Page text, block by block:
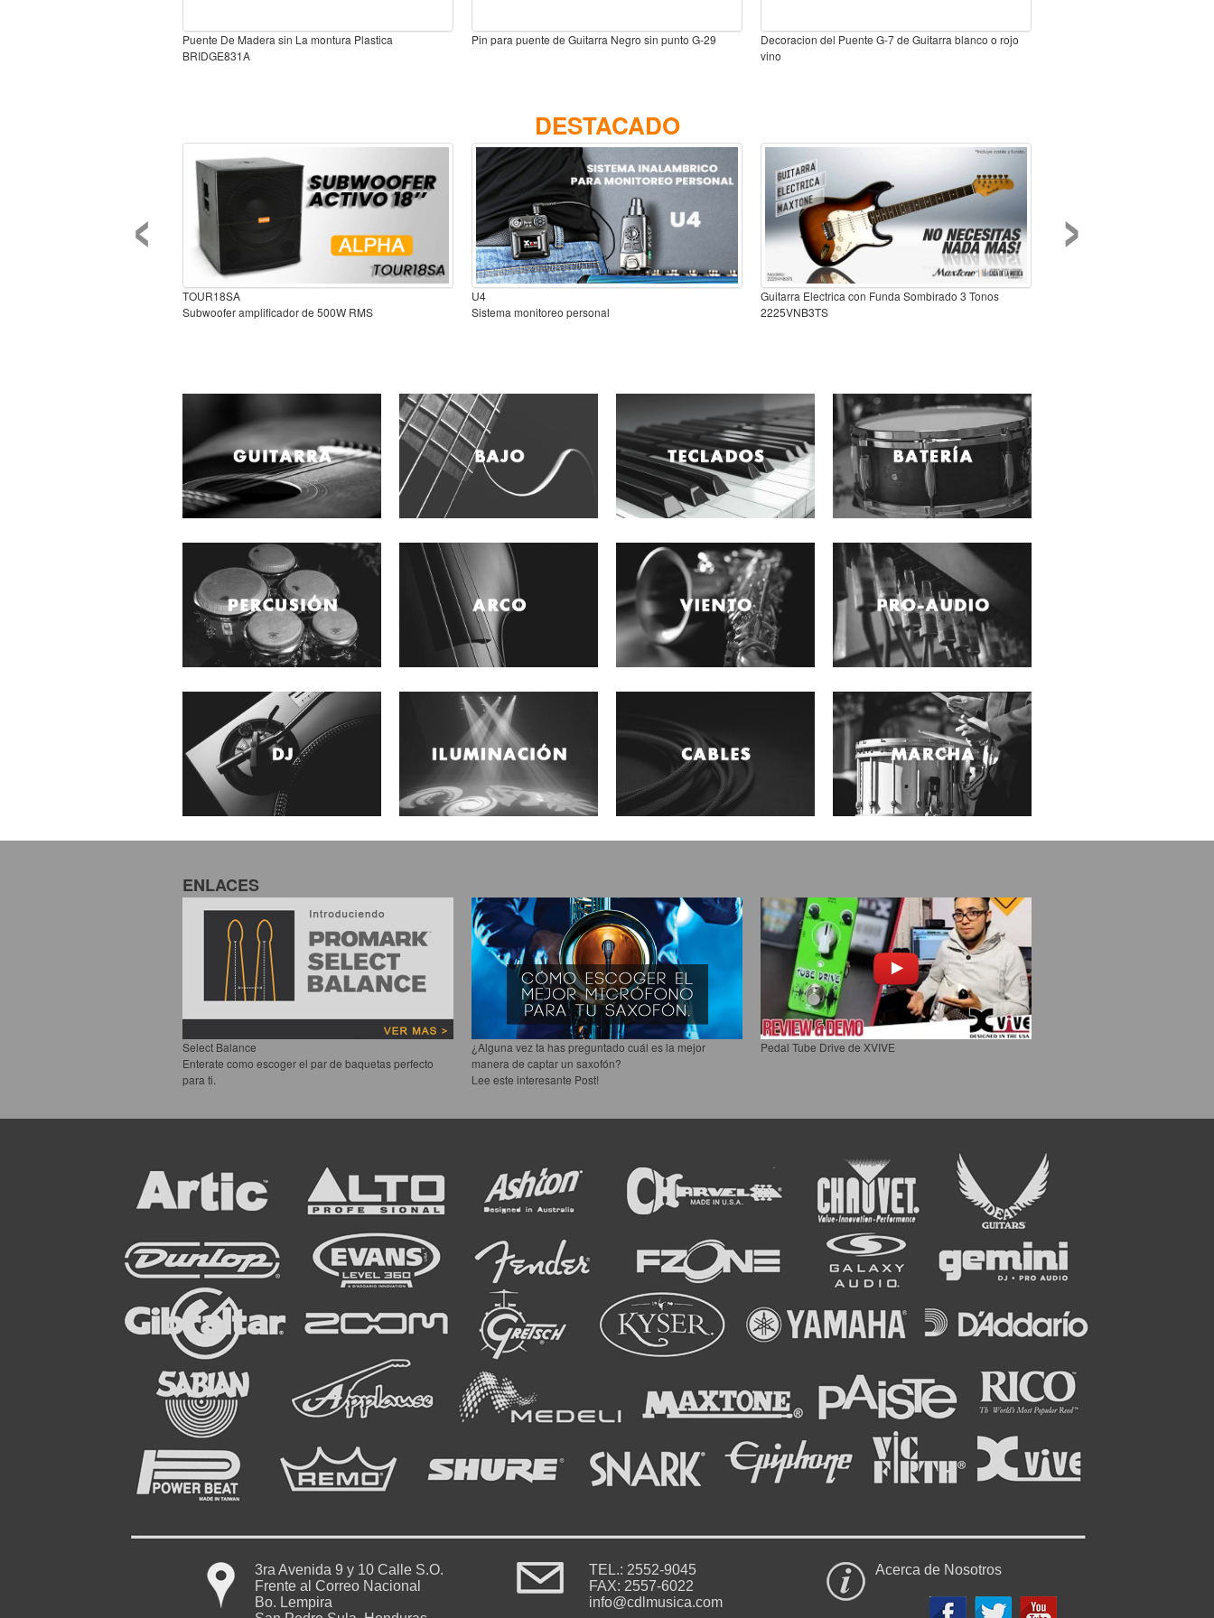
Puente De Madera sin La montura Plastica
BRIDGE831A
Pin para puente de Guitarra Negro sin punto G-29
Decoracion del Puente G-7 de Guitarra blanco o rojo
vino
DESTACADO
TOUR18SA
Subwoofer amplificador de 500W RMS
U4
Sistema monitoreo personal
Guitarra Electrica con Funda Sombirado 3 Tonos
2225VNB3TS
‹ ›
ENLACES
Select Balance
Enterate como escoger el par de baquetas perfecto
para ti.
¿Alguna vez ta has preguntado cuál es la mejor
manera de captar un saxofón?
Lee este interesante Post!
Pedal Tube Drive de XVIVE
3ra Avenida 9 y 10 Calle S.O.
Frente al Correo Nacional
Bo. Lempira
TEL.: 2552-9045
FAX: 2557-6022
info@cdlmusica.com
Acerca de Nosotros